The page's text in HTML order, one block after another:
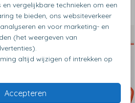
vergelijkbare technieken om een
te bieden, ons websiteverkeer
en voor marketing- en
(het weergeven van
altijd wijzigen of intrekken op
Accepteren
ook leuk